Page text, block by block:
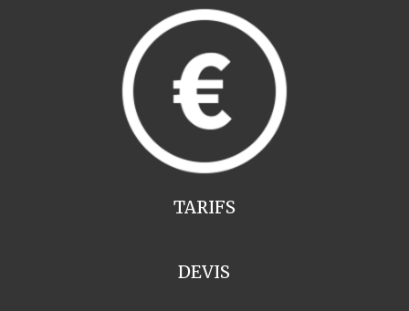
TARIFS
DEVIS